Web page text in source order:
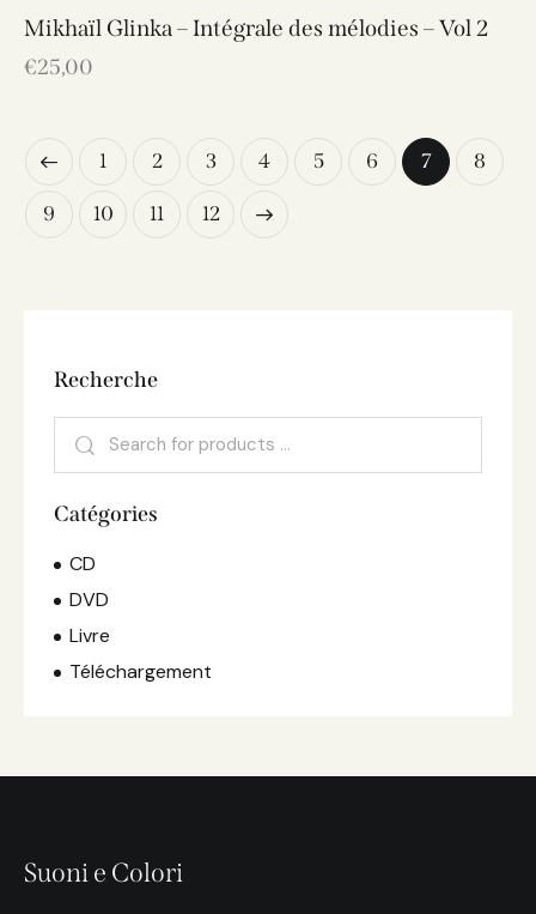
Mikhaïl Glinka – Intégrale des mélodies – Vol 2
€25,00
1 2 3 4 5 6 7 8
9 10 11 12
→
Recherche
Catégories
CD
DVD
Livre
Téléchargement
Suoni e Colori